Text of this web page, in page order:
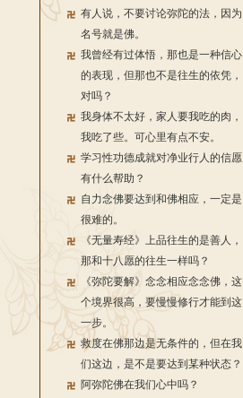
有人说，不要讨论弥陀的法，因为
名号就是佛。
我曾经有过体悟，那也是一种信心
的表现，但那也不是往生的依凭，
对吗？
我身体不太好，家人要我吃的肉，
我吃了些。可心里有点不安。
学习性功德成就对净业行人的信愿
有什么帮助？
自力念佛要达到和佛相应，一定是
很难的。
《无量寿经》上品往生的是善人，
那和十八愿的往生一样吗？
《弥陀要解》念念相应念念佛，这
个境界很高，要慢慢修行才能到这
一步。
救度在佛那边是无条件的，但在我
们这边，是不是要达到某种状态？
阿弥陀佛在我们心中吗？